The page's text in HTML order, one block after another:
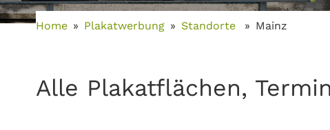
Home Plakatwerbung Standorte Mainz
Alle Plakatflächen,